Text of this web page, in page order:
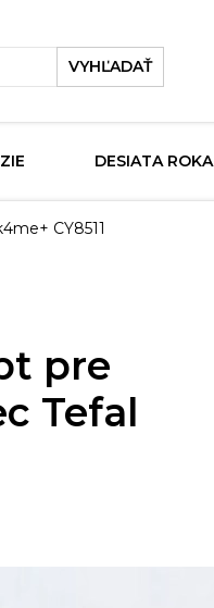
VYHĽADAŤ
DESIATA ROKA
CY8511
pre
Tefal